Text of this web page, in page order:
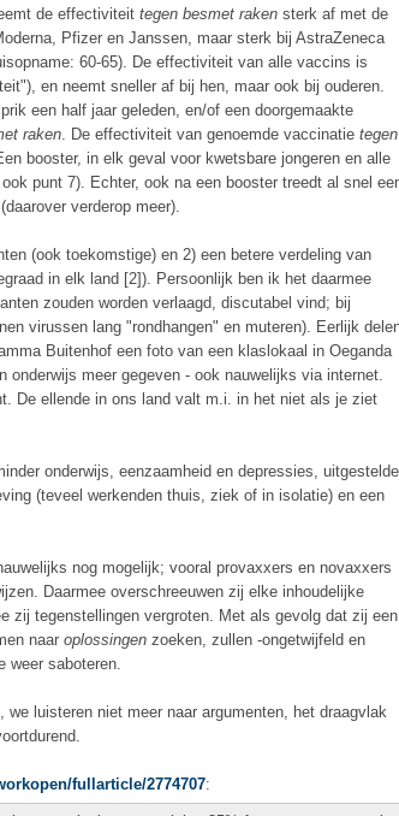
de effectiviteit tegen besmet raken sterk af met de
Pfizer en Janssen, maar sterk bij AstraZeneca
60-65). De effectiviteit van alle vaccins is
en neemt sneller af bij hen, maar ook bij ouderen.
een half jaar geleden, en/of een doorgemaakte
raken. De effectiviteit van genoemde vaccinatie tegen
booster, in elk geval voor kwetsbare jongeren en alle
punt 7). Echter, ook na een booster treedt al snel
verderop meer).
(ook toekomstige) en 2) een betere verdeling van
in elk land [2]). Persoonlijk ben ik het daarmee
zouden worden verlaagd, discutabel vind; bij
virussen lang "rondhangen" en muteren). Eerlijk
Buitenhof een foto van een klaslokaal in Oeganda
meer gegeven - ook nauwelijks via internet.
De ellende in ons land valt m.i. in het niet als je ziet
onderwijs, eenzaamheid en depressies, uitgestelde
(teveel werkenden thuis, ziek of in isolatie) en een
nog mogelijk; vooral provaxxers en novaxxers
Daarmee overschreeuwen zij elke inhoudelijke
zij tegenstellingen vergroten. Met als gevolg dat zij een
naar oplossingen zoeken, zullen -ongetwijfeld en
weer saboteren.
luisteren niet meer naar argumenten, het draagvlak
fullarticle/2774707: